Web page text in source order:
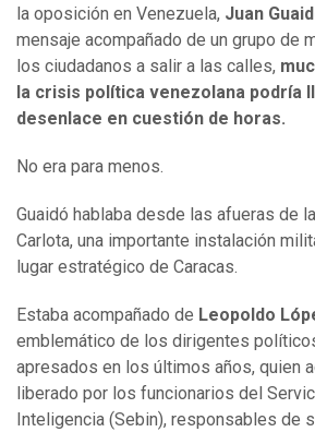
la oposición en Venezuela, Juan
mensaje acompañado de un grupo de
los ciudadanos a salir a las calles,
la crisis política venezolana podría
desenlace en cuestión de horas.
No era para menos.
Guaidó hablaba desde las afueras de
Carlota, una importante instalación
lugar estratégico de Caracas.
Estaba acompañado de Leopoldo
emblemático de los dirigentes
apresados en los últimos años, quien
liberado por los funcionarios del
Inteligencia (Sebin), responsables de